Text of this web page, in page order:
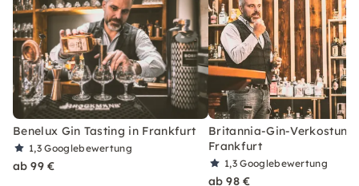
Benelux Gin Tasting in Frankfurt
1,3Googlebewertung
ab 99 €
Britannia-Gin-Verkostung
Frankfurt
1,3Googlebewertung
ab 98 €